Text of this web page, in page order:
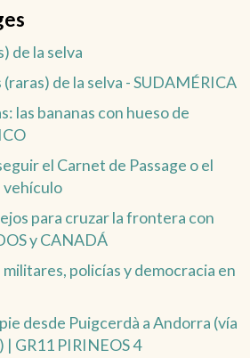
de la selva
de la selva - SUDAMÉRICA
las bananas con hueso de
el Carnet de Passage o el
vehículo
para cruzar la frontera con
y CANADÁ
policías y democracia en
desde Puigcerdà a Andorra (vía
| GR11 PIRINEOS 4